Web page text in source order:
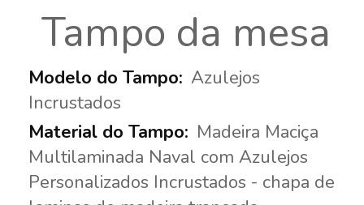
Tampo da mesa
Azulejos
Incrustados
Madeira Maciça
Multilaminada Naval com Azulejos
Personalizados Incrustados - chapa de